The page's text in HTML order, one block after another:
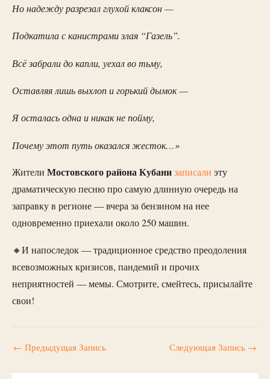
Но надежду разрезал глухой клаксон —
Подкатила с канистрами злая “Газель”.
Всё забрали до капли, уехал во тьму,
Оставляя лишь выхлоп и горький дымок —
Я осталась одна и никак не пойму,
Почему этот путь оказался жесток…»
Жители Мостовского районаКубанизаписали эту
драматическую песню про самую длинную очередь на
заправку в регионе — вчера за бензином на нее
одновременно приехали около 250 машин.
🔸И напоследок — традиционное средство преодоления
всевозможных кризисов, пандемий и прочих
неприятностей — мемы. Смотрите, смейтесь, присылайте
свои!
← Предыдущая Запись Следующая Запись →